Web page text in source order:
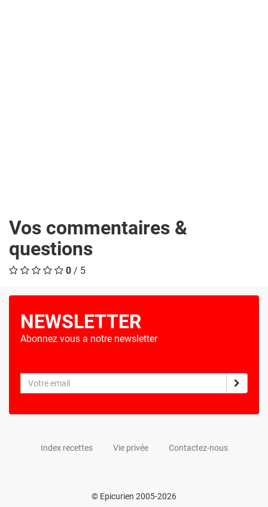
Vos commentaires &
questions
0 / 5
NEWSLETTER
Abonnez vous a notre newsletter
Index recettes Vie privée Contactez-nous
© Epicurien 2005-2026